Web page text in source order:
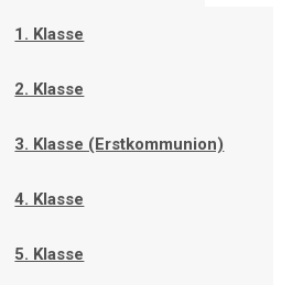
1. Klasse
2. Klasse
3. Klasse (Erstkommunion)
4. Klasse
5. Klasse